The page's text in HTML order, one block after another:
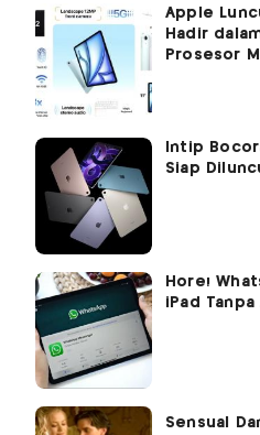
Apple
Hadir
Prosesor
Intip
Siap
Hore!
iPad